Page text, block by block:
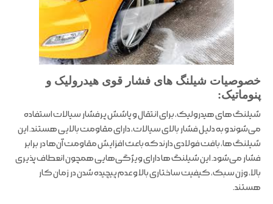
خصوصیات شیلنگ های فشار قوی هیدرولیک و
پنوماتیک:
شیلنگ های هیدرولیک، برای انتقال و پاشش پرفشار سیالات استفاده
می‌شوند و به دلیل فشار بالای سیالات، دارای مقاومت بالایی هستند. این
شیلنگ ها، بافت فولادی دارند که باعث افزایش مقاومت آن‌ها در برابر
فشار می‌شود. این شیلنگ ها دارای ویژگی‌هایی همچون انعطاف پذیری
بالا، وزن سبک، کیفیت ساختاری بالا و عدم پیچیده شدن در زمان کار
هستند.